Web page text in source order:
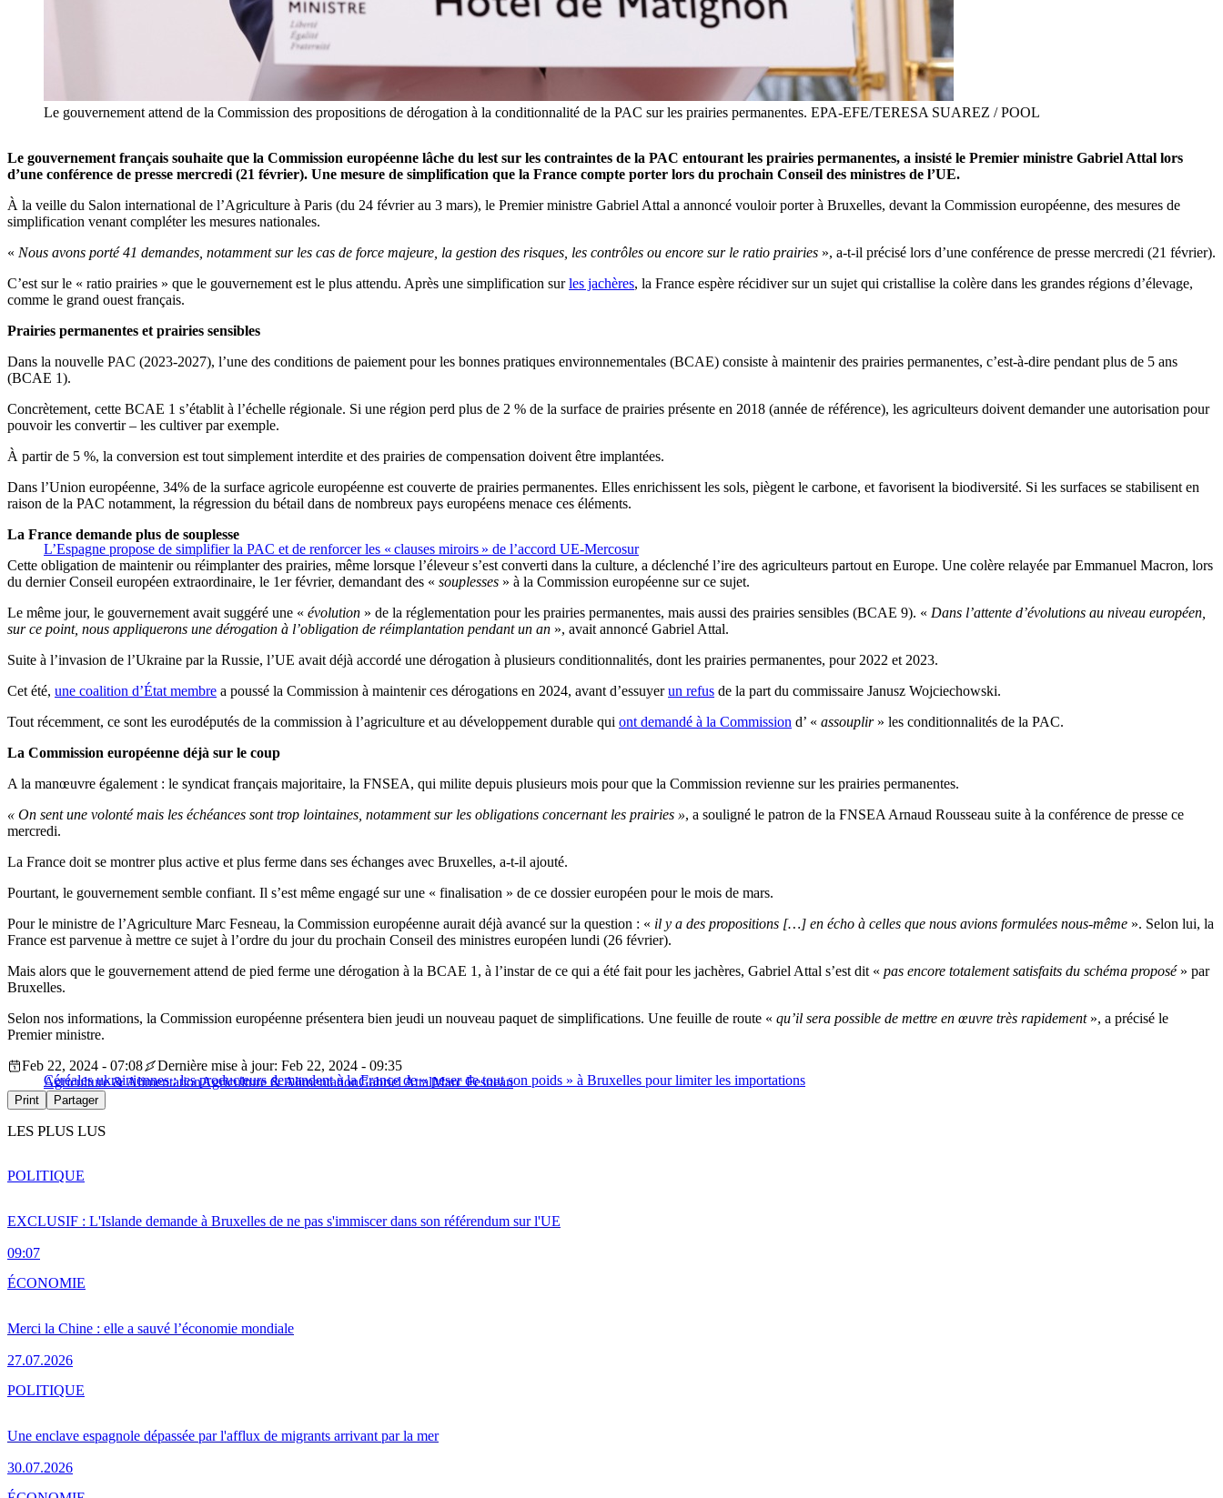
Le gouvernement attend de la Commission des propositions de dérogation à la conditionnalité de la PAC sur les prairies permanentes. EPA-EFE/TERESA SUAREZ / POOL
Le gouvernement français souhaite que la Commission européenne lâche du lest sur les contraintes de la PAC entourant les prairies permanentes, a insisté le Premier ministre Gabriel Attal lors
d’une conférence de presse mercredi (21 février). Une mesure de simplification que la France compte porter lors du prochain Conseil des ministres de l’UE.
À la veille du Salon international de l’Agriculture à Paris (du 24 février au 3 mars), le Premier ministre Gabriel Attal a annoncé vouloir porter à Bruxelles, devant la Commission européenne, des mesures de
simplification venant compléter les mesures nationales.
« Nous avons porté 41 demandes, notamment sur les cas de force majeure, la gestion des risques, les contrôles ou encore sur le ratio prairies », a-t-il précisé lors d’une conférence de presse mercredi (21 février).
C’est sur le « ratio prairies » que le gouvernement est le plus attendu. Après une simplification surles jachères, la France espère récidiver sur un sujet qui cristallise la colère dans les grandes régions d’élevage,
comme le grand ouest français.
Prairies permanentes et prairies sensibles
Dans la nouvelle PAC (2023-2027), l’une des conditions de paiement pour les bonnes pratiques environnementales (BCAE) consiste à maintenir des prairies permanentes, c’est-à-dire pendant plus de 5 ans
(BCAE 1).
Concrètement, cette BCAE 1 s’établit à l’échelle régionale. Si une région perd plus de 2 % de la surface de prairies présente en 2018 (année de référence), les agriculteurs doivent demander une autorisation pour
pouvoir les convertir – les cultiver par exemple.
À partir de 5 %, la conversion est tout simplement interdite et des prairies de compensation doivent être implantées.
Dans l’Union européenne, 34% de la surface agricole européenne est couverte de prairies permanentes. Elles enrichissent les sols, piègent le carbone, et favorisent la biodiversité. Si les surfaces se stabilisent en
raison de la PAC notamment, la régression du bétail dans de nombreux pays européens menace ces éléments.
L’Espagne propose de simplifier la PAC et de renforcer les « clauses miroirs » de l’accord UE-Mercosur
La France demande plus de souplesse
Cette obligation de maintenir ou réimplanter des prairies, même lorsque l’éleveur s’est converti dans la culture, a déclenché l’ire des agriculteurs partout en Europe. Une colère relayée par Emmanuel Macron, lors
du dernier Conseil européen extraordinaire, le 1er février, demandant des « souplesses » à la Commission européenne sur ce sujet.
Le même jour, le gouvernement avait suggéré une « évolution » de la réglementation pour les prairies permanentes, mais aussi des prairies sensibles (BCAE 9). « Dans l’attente d’évolutions au niveau européen,
sur ce point, nous appliquerons une dérogation à l’obligation de réimplantation pendant un an », avait annoncé Gabriel Attal.
Suite à l’invasion de l’Ukraine par la Russie, l’UE avait déjà accordé une dérogation à plusieurs conditionnalités, dont les prairies permanentes, pour 2022 et 2023.
Cet été, une coalition d’État membre a poussé la Commission à maintenir ces dérogations en 2024, avant d’essuyerun refus de la part du commissaire Janusz Wojciechowski.
Tout récemment, ce sont les eurodéputés de la commission à l’agriculture et au développement durable qui ont demandé à la Commission d’ « assouplir» les conditionnalités de la PAC.
La Commission européenne déjà sur le coup
A la manœuvre également : le syndicat français majoritaire, la FNSEA, qui milite depuis plusieurs mois pour que la Commission revienne sur les prairies permanentes.
« On sent une volonté mais les échéances sont trop lointaines, notamment sur les obligations concernant les prairies », a souligné le patron de la FNSEA Arnaud Rousseau suite à la conférence de presse ce
mercredi.
La France doit se montrer plus active et plus ferme dans ses échanges avec Bruxelles, a-t-il ajouté.
Pourtant, le gouvernement semble confiant. Il s’est même engagé sur une « finalisation » de ce dossier européen pour le mois de mars.
Pour le ministre de l’Agriculture Marc Fesneau, la Commission européenne aurait déjà avancé sur la question : « il y a des propositions […] en écho à celles que nous avions formulées nous-même ». Selon lui, la
France est parvenue à mettre ce sujet à l’ordre du jour du prochain Conseil des ministres européen lundi (26 février).
Mais alors que le gouvernement attend de pied ferme une dérogation à la BCAE 1, à l’instar de ce qui a été fait pour les jachères, Gabriel Attal s’est dit « pas encore totalement satisfaits du schéma proposé » par
Bruxelles.
Selon nos informations, la Commission européenne présentera bien jeudi un nouveau paquet de simplifications. Une feuille de route « qu’il sera possible de mettre en œuvre très rapidement», a précisé le
Premier ministre.
Céréales ukrainiennes : les producteurs demandent à la France de « peser de tout son poids » à Bruxelles pour limiter les importations
Feb 22, 2024 - 07:08
Dernière mise à jour: Feb 22, 2024 - 09:35
Agriculture & AlimentationAgriculture & AlimentationGabriel AttalMarc Fesneau
Print Partager
LES PLUS LUS
EXCLUSIF : L'Islande demande à Bruxelles de ne pas s'immiscer dans son référendum sur l'UE
09:07
POLITIQUE
Merci la Chine : elle a sauvé l’économie mondiale
27.07.2026
ÉCONOMIE
Une enclave espagnole dépassée par l'afflux de migrants arrivant par la mer
30.07.2026
POLITIQUE